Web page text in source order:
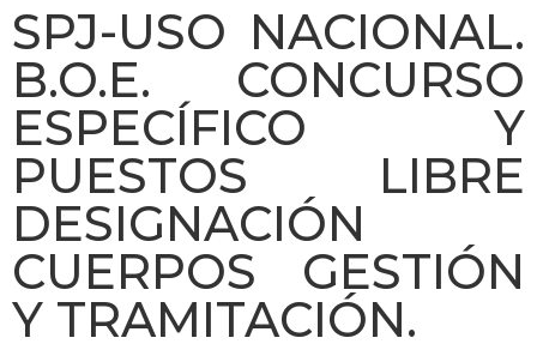
SPJ-USO NACIONAL.
B.O.E. CONCURSO
ESPECÍFICO Y
PUESTOS LIBRE
DESIGNACIÓN
CUERPOS GESTIÓN
Y TRAMITACIÓN.